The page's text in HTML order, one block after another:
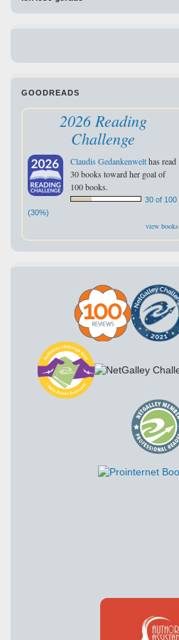
GOODREADS
2026 Reading
Challenge
Claudis Gedankenwelthas read
30 books toward her goal of
100 books.
30 of 100
(30%)
view books